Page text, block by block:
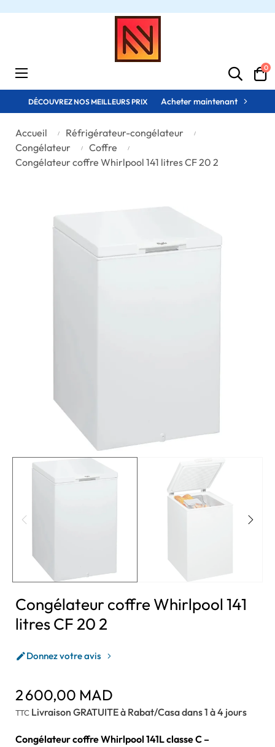
Basculer
la
navigation
☰ 0
DÉCOUVREZ NOS MEILLEURS PRIX Acheter maintenant
Accueil
Réfrigérateur-congélateur
Congélateur
Coffre
Congélateur coffre Whirlpool 141 litres CF 20 2
Congélateur coffre Whirlpool 141
litres CF 20 2
Donnez votre avis
2 600,00 MAD
TTC Livraison GRATUITE à Rabat/Casa dans 1 à 4 jours
Congélateur coffre Whirlpool 141L classe C –